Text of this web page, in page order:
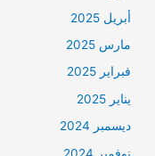
أبريل 2025
مارس 2025
فبراير 2025
يناير 2025
ديسمبر 2024
نوفمبر 2024